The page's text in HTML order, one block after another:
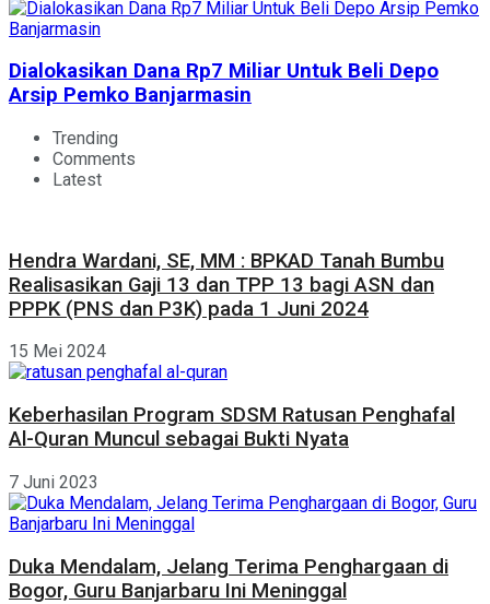
Dialokasikan Dana Rp7 Miliar Untuk Beli Depo
Arsip Pemko Banjarmasin
Trending
Comments
Latest
Hendra Wardani, SE, MM : BPKAD Tanah Bumbu
Realisasikan Gaji 13 dan TPP 13 bagi ASN dan
PPPK (PNS dan P3K) pada 1 Juni 2024
15 Mei 2024
Keberhasilan Program SDSM Ratusan Penghafal
Al-Quran Muncul sebagai Bukti Nyata
7 Juni 2023
Duka Mendalam, Jelang Terima Penghargaan di
Bogor, Guru Banjarbaru Ini Meninggal